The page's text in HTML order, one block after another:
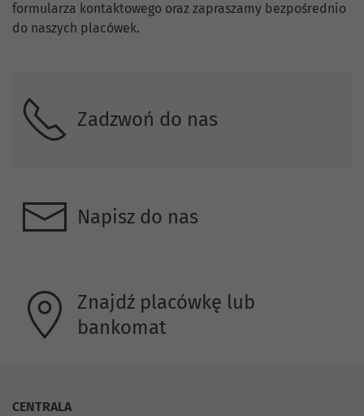
formularza kontaktowego oraz zapraszamy bezpośrednio
do naszych placówek.
Zadzwoń do nas
Napisz do nas
Znajdź placówkę lub
bankomat
CENTRALA